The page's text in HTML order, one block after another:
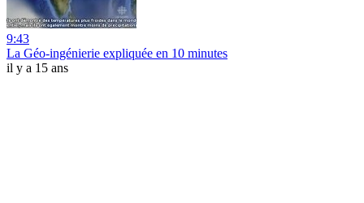
9:43
La Géo-ingénierie expliquée en 10 minutes
il y a 15 ans